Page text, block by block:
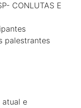
CONLUTAS E
palestrantes
atual e